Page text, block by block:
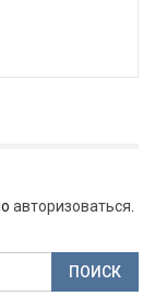
авторизоваться